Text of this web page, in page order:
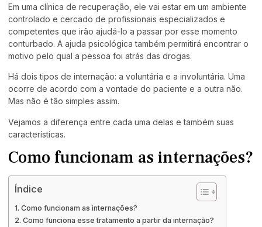
Em uma clínica de recuperação, ele vai estar em um ambiente
controlado e cercado de profissionais especializados e
competentes que irão ajudá-lo a passar por esse momento
conturbado. A ajuda psicológica também permitirá encontrar o
motivo pelo qual a pessoa foi atrás das drogas.
Há dois tipos de internação: a voluntária e a involuntária. Uma
ocorre de acordo com a vontade do paciente e a outra não.
Mas não é tão simples assim.
Vejamos a diferença entre cada uma delas e também suas
características.
Como funcionam as internações?
Índice
Como funcionam as internações?
Como funciona esse tratamento a partir da internação?